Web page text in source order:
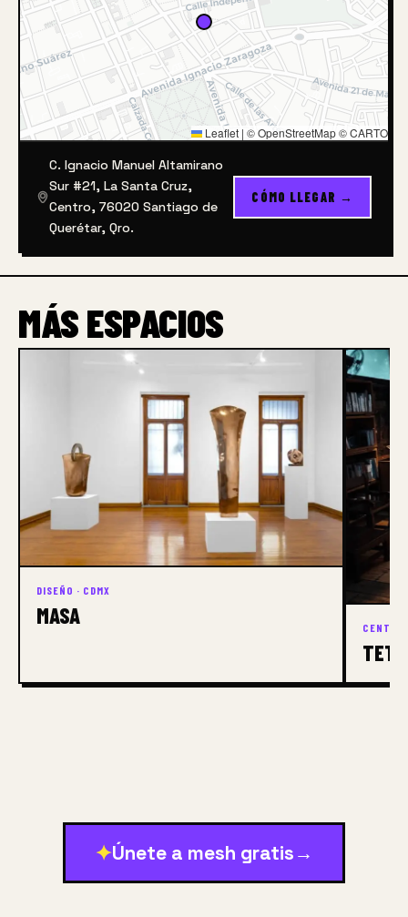
del cuestionar,
y del deseo
de ver más allá.
Tomáte tu tiempo.
No hay un mapa,
Bienvenidos…
*altaier es un proyecto itinerante y no tiene
Leaflet | © OpenStreetMap © CARTO
C. Ignacio Manuel Altamirano
Sur #21, La Santa Cruz,
Centro, 76020 Santiago de
Querétar, Qro.
CÓMO LLEGAR →
MÁS ESPACIOS
DISEÑO · CDMX
MASA CENTRO
✦Únete a mesh gratis →